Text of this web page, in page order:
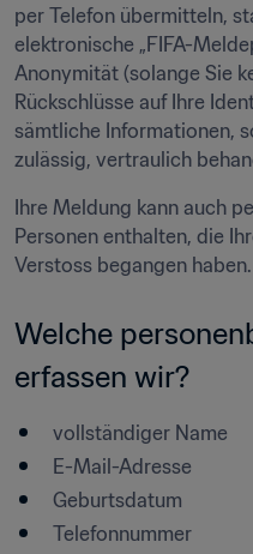
per Telefon übermitteln,
elektronische „FIFA-
Anonymität (solange Sie
Rückschlüsse auf Ihre
sämtliche Informationen,
zulässig, vertraulich
Ihre Meldung kann auch
Personen enthalten, die
Welche
erfassen wir?
vollständiger Name
E-Mail-Adresse
Geburtsdatum
Telefonnummer